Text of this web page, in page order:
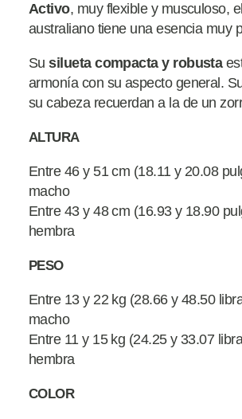
Activo, muy flexible y musculoso,
australiano tiene una esencia muy
Susilueta compacta y robusta
armonía con su aspecto general.
su cabeza recuerdan a la de un
ALTURA
Entre 46 y 51 cm (18.11 y 20.08
macho
Entre 43 y 48 cm (16.93 y 18.90
hembra
PESO
Entre 13 y 22 kg (28.66 y 48.50
macho
Entre 11 y 15 kg (24.25 y 33.07
hembra
COLOR